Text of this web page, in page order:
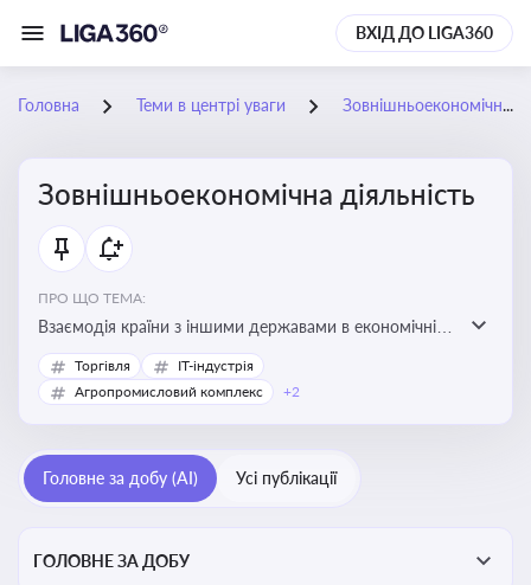
ВХІД ДО LIGA360
Головна Теми в центрі уваги Зовнішньоекономічна діяльність
Зовнішньоекономічна діяльність
ПРО ЩО ТЕМА:
Взаємодія країни з іншими державами в економічній
сфері, включаючи експорт та імпорт товарів і послуг,
міжнародні фінансові операції, інвестиції, торгівлю,
Торгівля
IT-індустрія
Агропромисловий комплекс
+2
Головне за добу (AI) Усі публікації
ГОЛОВНЕ ЗА ДОБУ